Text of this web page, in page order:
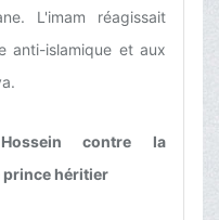
L'imam réagissait
anti-islamique et aux
contre la
prince héritier